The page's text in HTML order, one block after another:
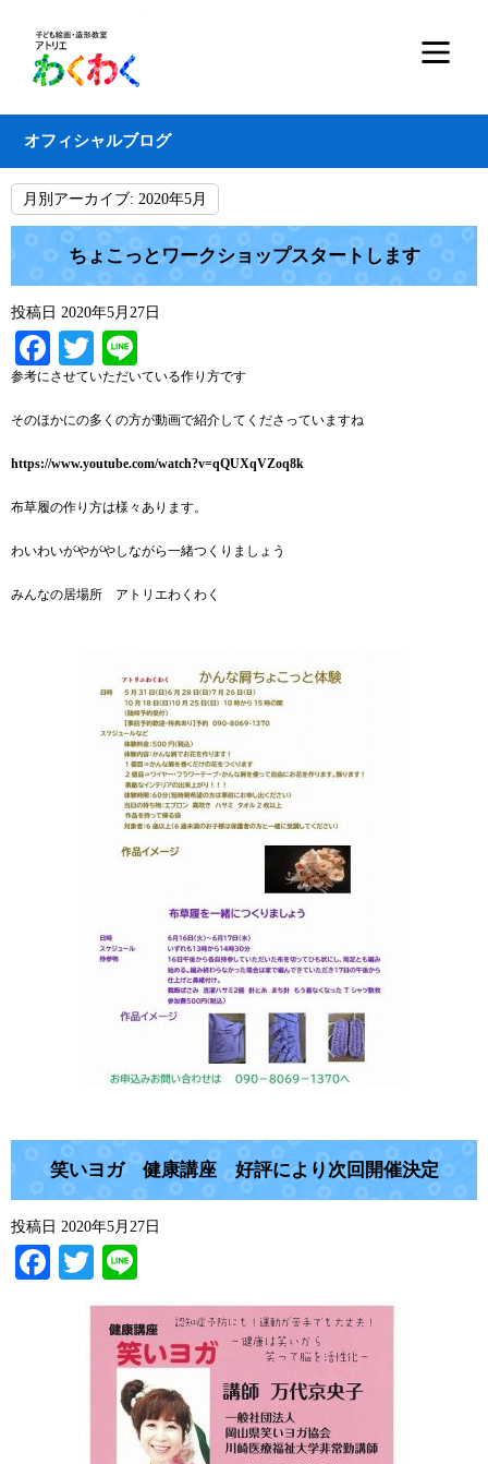
オフィシャルブログ
月別アーカイブ: 2020年5月
ちょこっとワークショップスタートします
投稿日 2020年5月27日
Facebook
Twitter
参考にさせていただいている作り方です
そのほかにの多くの方が動画で紹介してくださっていますね
https://www.youtube.com/watch?v=qQUXqVZoq8k
布草履の作り方は様々あります。
わいわいがやがやしながら一緒つくりましょう
みんなの居場所 アトリエわくわく
笑いヨガ 健康講座 好評により次回開催決定
投稿日 2020年5月27日
Facebook
Twitter